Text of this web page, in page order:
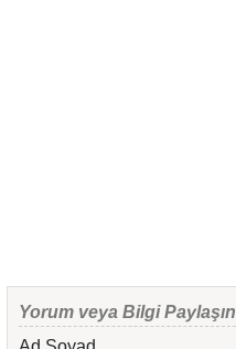
Yorum veya Bilgi Paylaşın